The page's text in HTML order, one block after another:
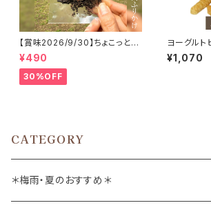
【賞味2026/9/30】ちょこっと
「鹿内臓mixふりかけ」ジビエ鹿
おやつ
¥490
30%OFF
ヨーグル
¥1,070
CATEGORY
＊梅雨・夏のおすすめ＊